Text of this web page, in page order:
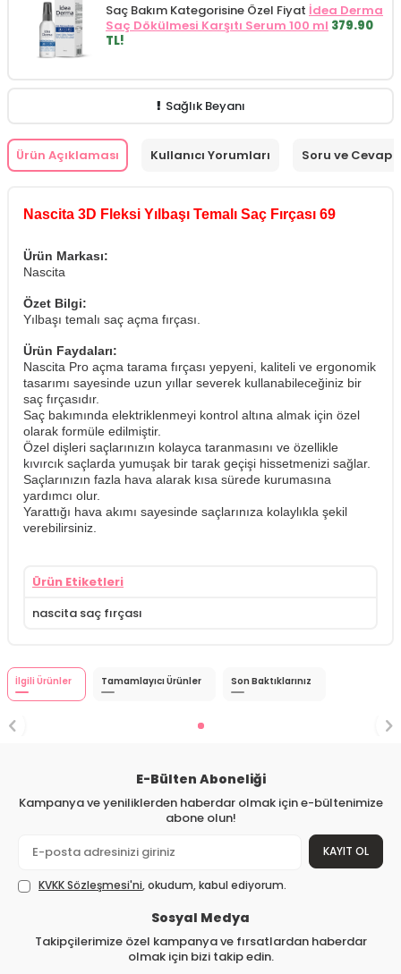
Saç Bakım Kategorisine Özel Fiyat İdea Derma
Saç Dökülmesi Karşıtı Serum 100 ml 379.90
TL!
Sağlık Beyanı
Ürün Açıklaması Kullanıcı Yorumları Soru ve Cevap
Nascita 3D Fleksi Yılbaşı Temalı Saç Fırçası 69
Ürün Markası:
Nascita
Özet Bilgi:
Yılbaşı temalı saç açma fırçası.
Ürün Faydaları:
Nascita Pro açma tarama fırçası yepyeni, kaliteli ve ergonomik
tasarımı sayesinde uzun yıllar severek kullanabileceğiniz bir
saç fırçasıdır.
Saç bakımında elektriklenmeyi kontrol altına almak için özel
olarak formüle edilmiştir.
Özel dişleri saçlarınızın kolayca taranmasını ve özellikle
kıvırcık saçlarda yumuşak bir tarak geçişi hissetmenizi sağlar.
Saçlarınızın fazla hava alarak kısa sürede kurumasına
yardımcı olur.
Yarattığı hava akımı sayesinde saçlarınıza kolaylıkla şekil
verebilirsiniz.
Ürün Etiketleri
nascita saç fırçası
İlgili Ürünler Tamamlayıcı Ürünler Son Baktıklarınız
E-Bülten Aboneliği
Kampanya ve yeniliklerden haberdar olmak için e-bültenimize
abone olun!
KAYIT OL
KVKK Sözleşmesi'ni, okudum, kabul ediyorum.
Sosyal Medya
Takipçilerimize özel kampanya ve fırsatlardan haberdar
olmak için bizi takip edin.